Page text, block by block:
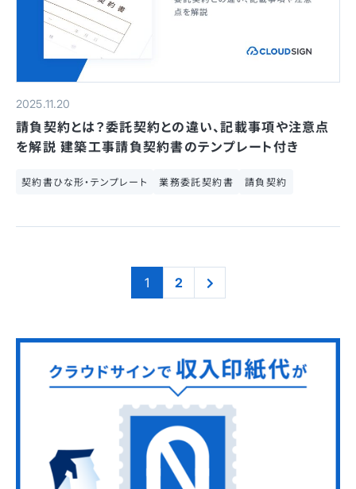
2025.11.20
請負契約とは？委託契約との違い、記載事項や注意点
を解説 建築工事請負契約書のテンプレート付き
契約書ひな形・テンプレート 業務委託契約書 請負契約
1 2